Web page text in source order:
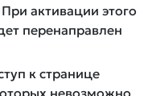
активации этого
перенаправлен
к странице
невозможно